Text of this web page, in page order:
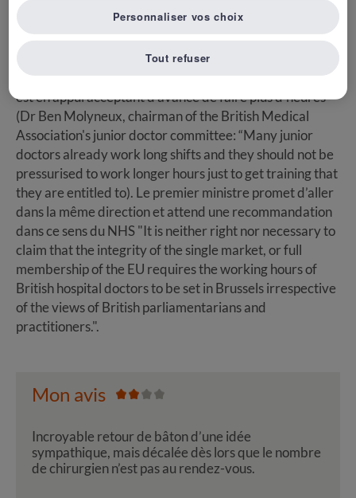
a demandé un aménagement urgent de la directive
Européenne sur la limitation du temps de travail des
chirurgiens à 48 heures par semaines pour l’assouplir et
rendre ainsi service au patient. Le syndicat des internes
est en appui acceptant d’avance de faire plus d’heures
(Dr Ben Molyneux, chairman of the British Medical
Association's junior doctor committee: “Many junior
doctors already work long shifts and they should not be
pressurised to work longer hours just to get training that
they are entitled to). Le premier ministre promet d’aller
dans la même direction et attend une recommandation
dans ce sens du NHS "It is neither right nor necessary to
claim that the integrity of the single market, or full
membership of the EU requires the working hours of
British hospital doctors to be set in Brussels irrespective
of the views of British parliamentarians and
practitioners.".
Mon avis
Incroyable retour de bâton d’une idée
sympathique, mais décalée dès lors que le nombre
de chirurgien n’est pas au rendez-vous.
Tout refuser
Personnaliser vos choix